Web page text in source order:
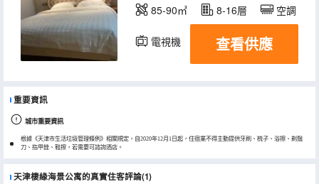
85-90㎡ 8-16層 空調
電視機 查看供應
重要資訊
城市重要資訊
根據《天津市生活垃圾管理條例》相關規定，自2020年12月1日起，住宿業不得主動提供牙刷、梳子、浴擦、剃鬚
刀、指甲銼、鞋擦，若需要可諮詢酒店。
天津棲緣海景公寓的真實住客評論(1)